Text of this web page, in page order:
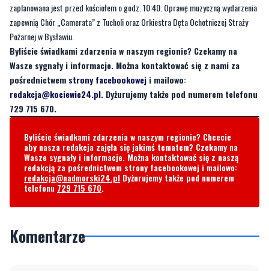
zaplanowana jest przed kościołem o godz. 10:40. Oprawę muzyczną wydarzenia
zapewnią Chór „Camerata” z Tucholi oraz Orkiestra Dęta Ochotniczej Straży
Pożarnej w Bysławiu.
Byliście świadkami zdarzenia w naszym regionie? Czekamy na
Wasze sygnały i informacje. Można kontaktować się z nami za
pośrednictwem strony facebookowej i mailowo:
redakcja@kociewie24.pl. Dyżurujemy także pod numerem telefonu
729 715 670.
Byliście świadkami zdarzenia w naszym regionie? Chcecie
aby nasza redakcja zajęła się jakimś tematem? Czekamy na
Wasze sygnały i informacje. Można kontaktować się z naszą
redakcją za pośrednictwem strony facebookowej i mailowo:
redakcja@nadmorski24.pl Dyżurujemy także pod numerem
telefonu 729 715 670.
Komentarze